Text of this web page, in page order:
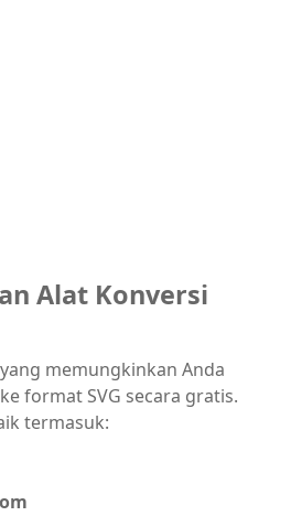
Alat Konversi
memungkinkan Anda
format SVG secara gratis.
termasuk: